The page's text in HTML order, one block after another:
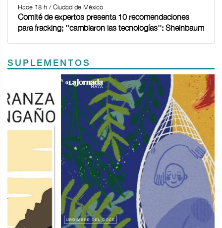
Hace 18 h / Ciudad de México
Comité de expertos presenta 10 recomendaciones
para fracking; ''cambiaron las tecnologías'': Sheinbaum
SUPLEMENTOS